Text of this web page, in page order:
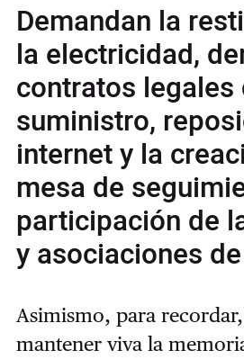
Demandan la
la electricidad,
contratos legales
suministro,
internet y la
mesa de
participación de
y asociaciones
Asimismo, para
mantener viva la